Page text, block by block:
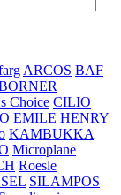
ARCOS BAF
Choice CILIO
EMILE HENRY
KAMBUKKA
Microplane
Roesle
SILAMPOS